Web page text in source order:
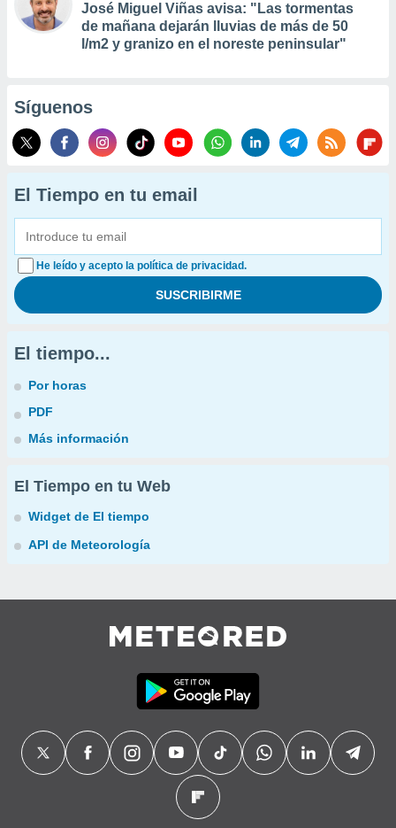
José Miguel Viñas avisa: "Las tormentas
de mañana dejarán lluvias de más de 50
l/m2 y granizo en el noreste peninsular"
Síguenos
El Tiempo en tu email
He leído y acepto la política de privacidad.
El tiempo...
Por horas
PDF
Más información
El Tiempo en tu Web
Widget de El tiempo
API de Meteorología